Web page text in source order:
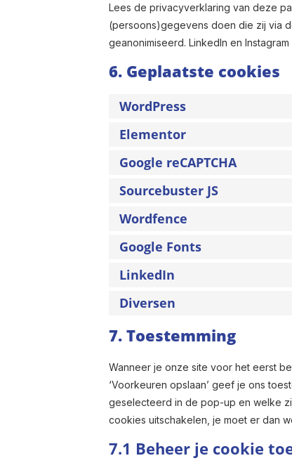
Lees de privacyverklaring van deze
(persoons)gegevens doen die zij via
geanonimiseerd. LinkedIn en
6. Geplaatste cookies
WordPress
Elementor
Google reCAPTCHA
Sourcebuster JS
Wordfence
Google Fonts
LinkedIn
Diversen
7. Toestemming
Wanneer je onze site voor het eerst
‘Voorkeuren opslaan’ geef je ons
geselecteerd in de pop-up en welke
cookies uitschakelen, je moet er dan
7.1 Beheer je cookie